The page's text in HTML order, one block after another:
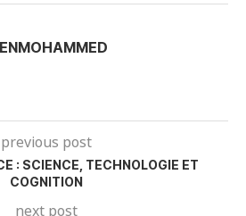
previous post
: SCIENCE, TECHNOLOGIE ET
COGNITION
next post